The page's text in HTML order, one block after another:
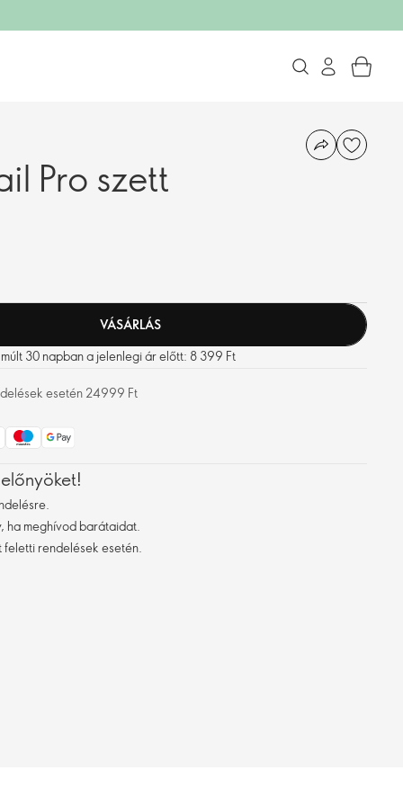
Pro szett
VÁSÁRLÁS
30 napban a jelenlegi ár előtt: 8 399 Ft
esetén 24999 Ft
ha meghívod barátaidat.
rendelések esetén.